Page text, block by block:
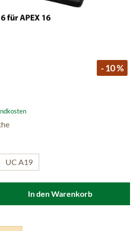
- 10 %
UC A19
In den Warenkorb